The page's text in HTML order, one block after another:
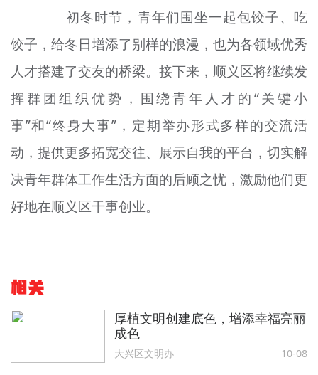
初冬时节，青年们围坐一起包饺子、吃
饺子，给冬日增添了别样的浪漫，也为各领域优秀
人才搭建了交友的桥梁。接下来，顺义区将继续发
挥群团组织优势，围绕青年人才的“关键小
事”和“终身大事”，定期举办形式多样的交流活
动，提供更多拓宽交往、展示自我的平台，切实解
决青年群体工作生活方面的后顾之忧，激励他们更
好地在顺义区干事创业。
相关
厚植文明创建底色，增添幸福亮丽
成色
大兴区文明办 10-08